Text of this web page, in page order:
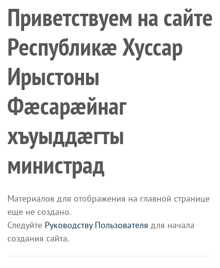
Приветствуем на сайте
Республикæ Хуссар
Ирыстоны
Фæсарæйнаг
хъуыддæгты
министрад
Материалов для отображения на главной странице
еще не создано.
Следуйте Руководству Пользователя для начала
создания сайта.